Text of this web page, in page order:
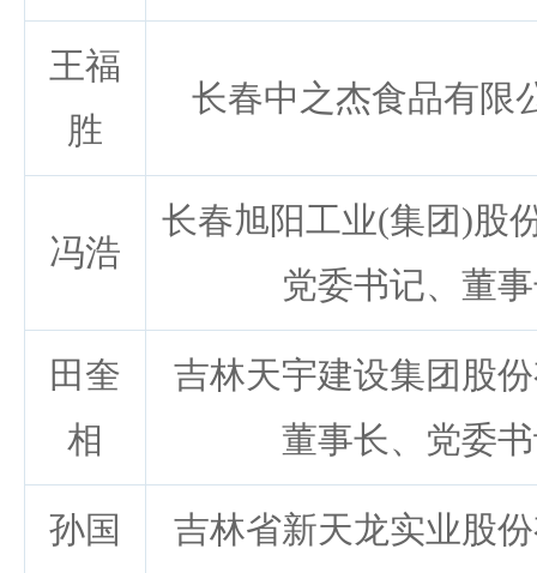
王福
胜
长春中之杰食品有限
冯浩
长春旭阳工业(集团)股
党委书记、董
田奎
相
吉林天宇建设集团股
董事长、党委
孙国
吉林省新天龙实业股